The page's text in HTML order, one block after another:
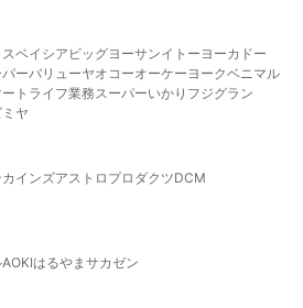
ベイシア ビッグヨーサンイトーヨーカドー
ーバリューヤオコーオーケー ヨークベニマル
ト ライフ業務スーパーいかり フジグラン
ヤ
カインズアストロプロダクツDCM
AOKIはるやま サカゼン